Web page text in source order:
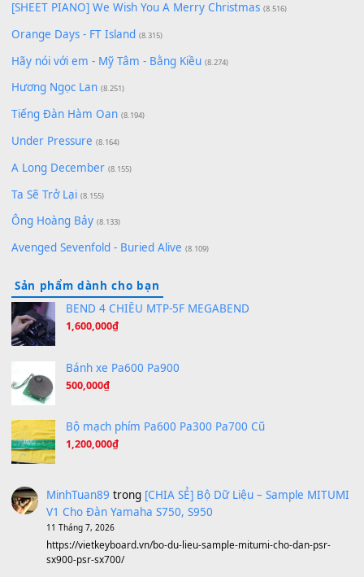
Lãng Quên Chiều Thu | Anh không muốn ra đi | Qí shí bù
zǒu - 其实不想走
(8.929)
[SHEET] Ánh Trăng Nói Hộ Lòng Tôi - Mạnh Lệ Quân | Intro +
[SHEET PIANO] We Wish You A Merry Christmas
Orange Days - FT Island
Hãy nói với em - Mỹ Tâm - Bằng Kiều
Hương Ngọc Lan
Tiếng Đàn Hàm Oan (8.194)
Under Pressure
A Long December (8.155)
Ta Sẽ Trở Lại
Ông Hoàng Bảy (8.133)
Avenged Sevenfold - Buried Alive
Sản phẩm dành cho bạn
BEND 4 CHIỀU MTP-5F MEGABEND
1,600,000₫